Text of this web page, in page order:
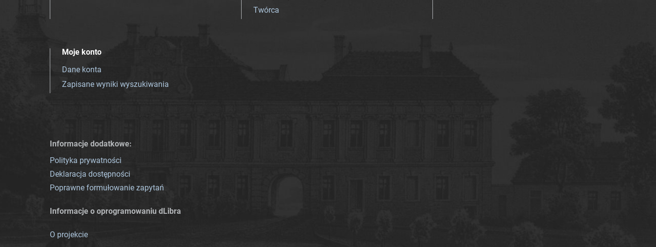
Twórca
Moje konto
Dane konta
Zapisane wyniki wyszukiwania
Informacje dodatkowe:
Polityka prywatności
Deklaracja dostępności
Poprawne formułowanie zapytań
Informacje o oprogramowaniu dLibra
O projekcie